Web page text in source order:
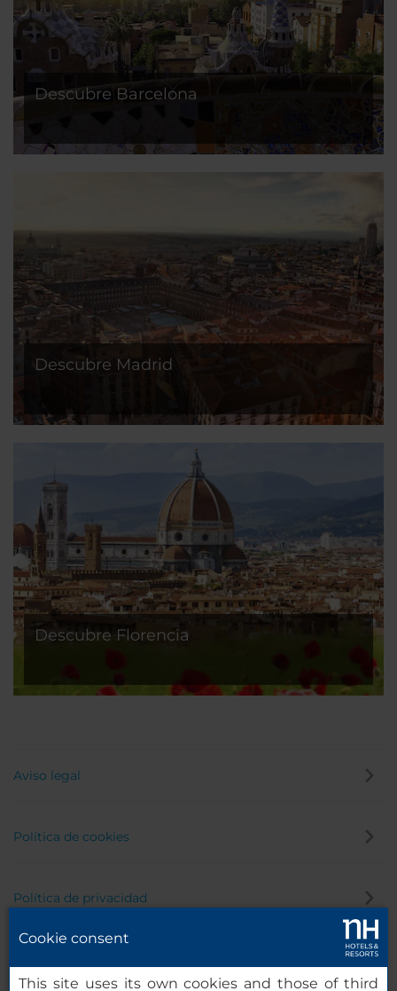
Descubre Barcelona
Descubre Madrid
Descubre Florencia
Aviso legal
Política de cookies
Política de privacidad
Cookie consent
This site uses its own cookies and those of third